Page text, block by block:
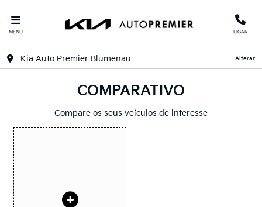
MENU LIGAR
Kia Auto Premier Blumenau Alterar
COMPARATIVO
Compare os seus veículos de interesse